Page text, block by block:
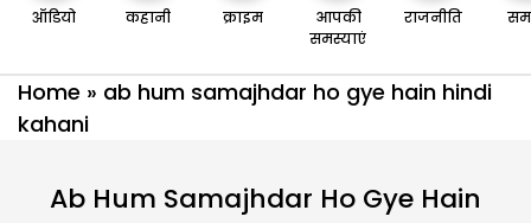
ऑडियो कहानी क्राइम
आपकी
समस्याएं
राजनीति
Home » ab hum samajhdar ho gye hain hindi
kahani
Ab Hum Samajhdar Ho Gye Hain